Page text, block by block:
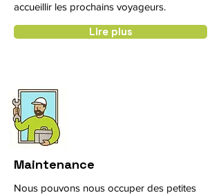
accueillir les prochains voyageurs.
Lire plus
Maintenance
Nous pouvons nous occuper des petites